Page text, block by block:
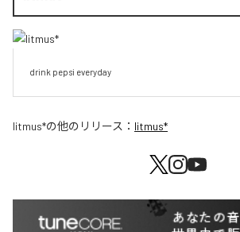
drink pepsi everyday
litmus*の他のリリース： litmus*